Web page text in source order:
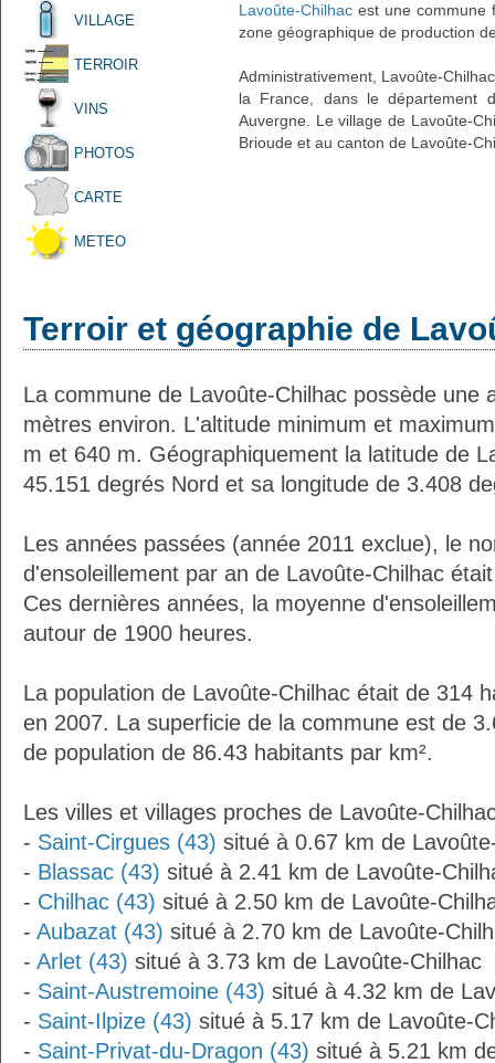
VILLAGE
TERROIR
VINS
PHOTOS
CARTE
METEO
Lavoûte-Chilhac est une commune
zone géographique de production
Administrativement, Lavoûte-
la France, dans le département
Auvergne. Le village de Lavoûte-
Brioude et au canton de Lavoûte-
Terroir et géographie de
La commune de Lavoûte-Chilhac possède une
mètres environ. L'altitude minimum et
m et 640 m. Géographiquement la latitude de
45.151 degrés Nord et sa longitude de 3.408
Les années passées (année 2011 exclue), le
d'ensoleillement par an de Lavoûte-Chilhac
Ces dernières années, la moyenne
autour de 1900 heures.
La population de Lavoûte-Chilhac était de 314
en 2007. La superficie de la commune est de
de population de 86.43 habitants par km².
Les villes et villages proches de Lavoûte-
- Saint-Cirgues (43) situé à 0.67 km de
- Blassac (43) situé à 2.41 km de Lavoûte-
- Chilhac (43) situé à 2.50 km de Lavoûte-
- Aubazat (43) situé à 2.70 km de Lavoûte-
- Arlet (43) situé à 3.73 km de Lavoûte-Chilhac
- Saint-Austremoine (43) situé à 4.32 km de
- Saint-Ilpize (43) situé à 5.17 km de Lavoûte-
- Saint-Privat-du-Dragon (43) situé à 5.21 km